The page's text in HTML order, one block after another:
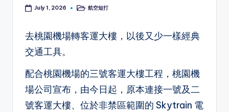
July 1, 2026
Posted航空短打
去桃園機場轉客運大樓，以後又少一樣經典
交通工具。
配合桃園機場的三號客運大樓工程，桃園機
場公司宣布，由今日起，原本連接一號及二
號客運大樓、位於非禁區範圍的 Skytrain 電